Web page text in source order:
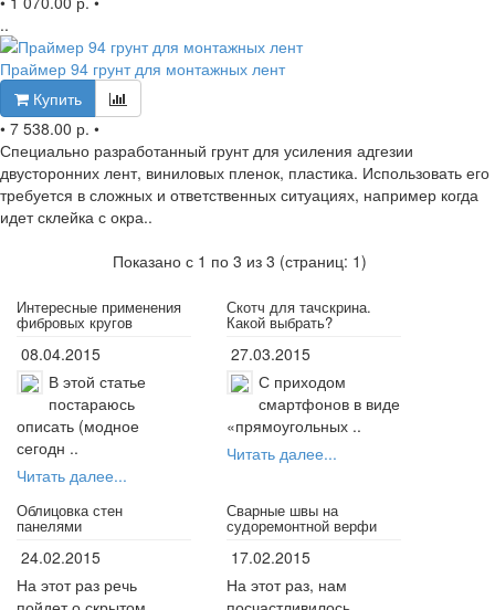
..
Праймер 94 грунт для монтажных лент
Купить
• 7 538.00 р. •
Специально разработанный грунт для усиления адгезии
двусторонних лент, виниловых пленок, пластика. Использовать его
требуется в сложных и ответственных ситуациях, например когда
идет склейка с окра..
Показано с 1 по 3 из 3 (страниц: 1)
Интересные применения
фибровых кругов
08.04.2015
В этой статье
постараюсь
описать (модное
сегодн ..
Читать далее...
Скотч для тачскрина.
Какой выбрать?
27.03.2015
С приходом
смартфонов в виде
«прямоугольных ..
Читать далее...
Облицовка стен
панелями
24.02.2015
На этот раз речь
Сварные швы на
судоремонтной верфи
17.02.2015
На этот раз, нам